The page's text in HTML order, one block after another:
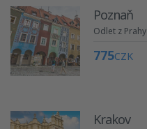
Poznaň
Odlet z Prahy
775CZK
Krakov